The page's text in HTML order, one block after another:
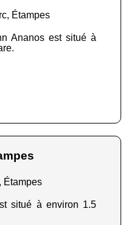
Étampes
Ananos est situé à
Étampes
situé à environ 1.5